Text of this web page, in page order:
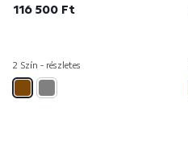
116 500 Ft
2 Szín - részletes